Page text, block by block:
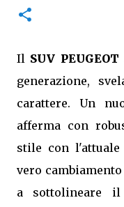
Il SUV
generazione,
carattere. Un
afferma con
stile con
vero cambiamento
a sottolineare il